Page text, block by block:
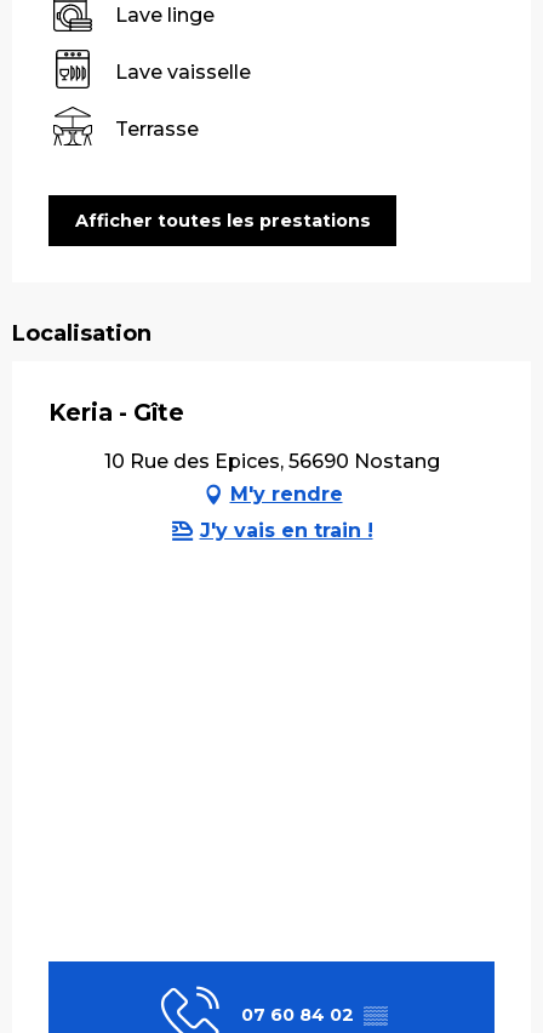
Lave linge
Lave vaisselle
Terrasse
Afficher toutes les prestations
Localisation
Keria - Gîte
10 Rue des Epices, 56690 Nostang
M'y rendre
J'y vais en train !
07 60 84 02 ▒▒